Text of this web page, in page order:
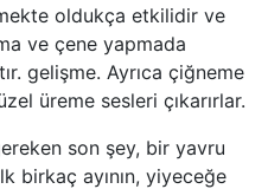
oldukça etkilidir ve
ve çene yapmada
gelişme. Ayrıca çiğneme
üreme sesleri çıkarırlar.
son şey, bir yavru
birkaç ayının, yiyeceğe